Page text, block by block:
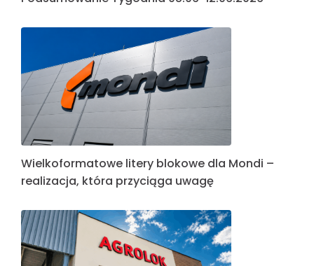
Wielkoformatowe litery blokowe dla Mondi –
realizacja, która przyciąga uwagę